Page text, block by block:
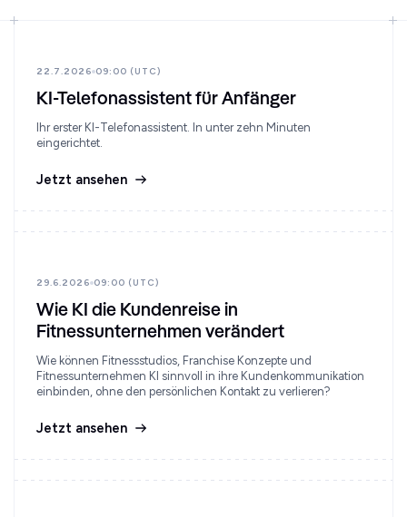
22.7.2026 09:00 (UTC)
KI-Telefonassistent für Anfänger
Ihr erster KI-Telefonassistent. In unter zehn Minuten
eingerichtet.
Jetzt ansehen
29.6.2026 09:00 (UTC)
Wie KI die Kundenreise in
Fitnessunternehmen verändert
Wie können Fitnessstudios, Franchise Konzepte und
Fitnessunternehmen KI sinnvoll in ihre Kundenkommunikation
einbinden, ohne den persönlichen Kontakt zu verlieren?
Jetzt ansehen